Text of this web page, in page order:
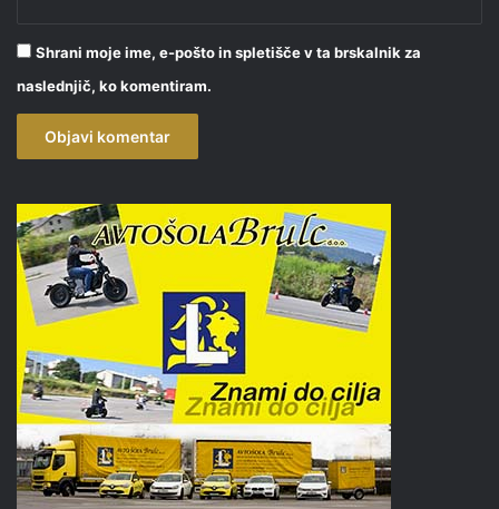
Shrani moje ime, e-pošto in spletišče v ta brskalnik za
naslednjič, ko komentiram.